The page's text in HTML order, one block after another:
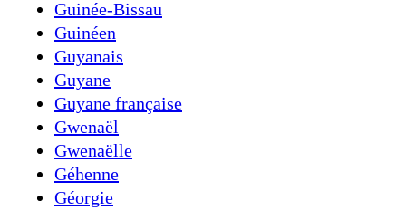
Guinée-Bissau
Guinéen
Guyanais
Guyane
Guyane française
Gwenaël
Gwenaëlle
Géhenne
Géorgie